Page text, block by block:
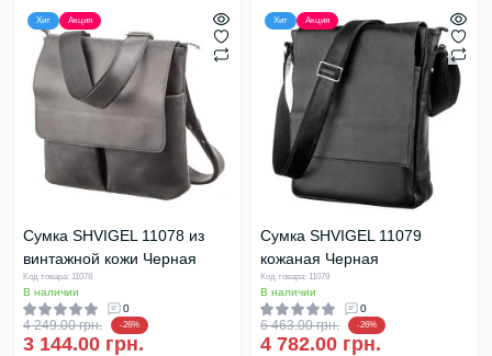
Хит Акция
Сумка SHVIGEL 11078 из
винтажной кожи Черная
Код товара: 11078
В наличии
0
4 249.00 грн. -26%
3 144.00 грн.
Хит Акция
Сумка SHVIGEL 11079
кожаная Черная
Код товара: 11079
В наличии
0
6 463.00 грн. -26%
4 782.00 грн.